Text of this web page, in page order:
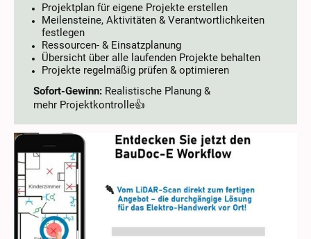
Projektplan für eigene Projekte erstellen
Meilensteine, Aktivitäten & Verantwortlichkeiten
festlegen
Ressourcen- & Einsatzplanung
Übersicht über alle laufenden Projekte behalten
Projekte regelmäßig prüfen & optimieren
Sofort-Gewinn: Realistische Planung &
mehr Projektkontrolle👍